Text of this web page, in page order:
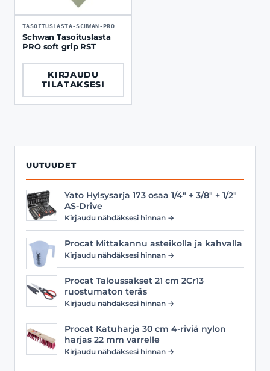
UUTUUDET
Yato Hylsysarja 173 osaa 1/4" + 3/8" + 1/2"
AS-Drive
Kirjaudu nähdäksesi hinnan →
Procat Mittakannu asteikolla ja kahvalla
Kirjaudu nähdäksesi hinnan →
Procat Taloussakset 21 cm 2Cr13
ruostumaton teräs
Kirjaudu nähdäksesi hinnan →
Procat Katuharja 30 cm 4-riviä nylon
harjas 22 mm varrelle
Kirjaudu nähdäksesi hinnan →
TASOITUSLASTA-SCHWAN-PRO
Schwan Tasoituslasta
PRO soft grip RST
KIRJAUDU
TILATAKSESI